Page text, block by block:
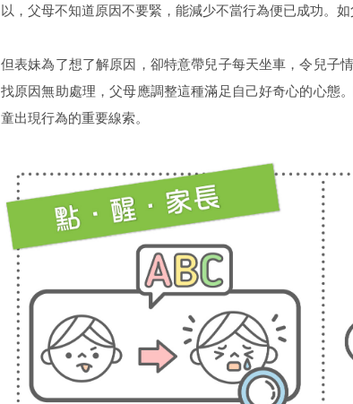
以，父母不知道原因不要緊，能減少不當行為便已成功。
但表妹為了想了解原因，卻特意帶兒子每天坐車，令兒子
找原因無助處理，父母應調整這種滿足自己好奇心的心態
童出現行為的重要線索。